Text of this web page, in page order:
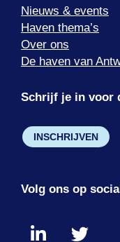
Nieuws & events
Haven thema’s
Over ons
De haven van
Schrijf je in voor
INSCHRIJVEN
Volg ons op